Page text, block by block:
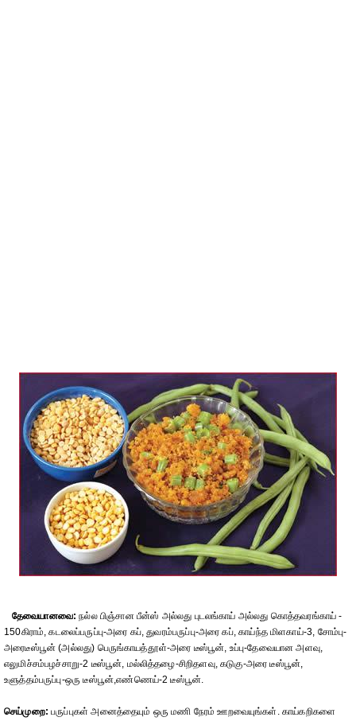
தேவையானவை: நல்ல பிஞ்சான பீன்ஸ் அல்லது புடலங்காய் அல்லது கொத்தவரங்காய் -
150கிராம், கடலைப்பருப்பு-அரை கப், துவரம்பருப்பு-அரை கப், காய்ந்த மிளகாய்-3, சோம்பு-
அரைடீஸ்பூன் (அல்லது) பெருங்காயத்தூள்-அரை டீஸ்பூன், உப்பு-தேவையான அளவு,
எலுமிச்சம்பழச்சாறு-2 டீஸ்பூன், மல்லித்தழை-சிறிதளவு, கடுகு-அரை டீஸ்பூன்,
உளுத்தம்பருப்பு-ஒரு டீஸ்பூன்,எண்ணெய்-2 டீஸ்பூன்.
செய்முறை: பருப்புகள் அனைத்தையும் ஒரு மணி நேரம் ஊறவையுங்கள். காய்கறிகளை